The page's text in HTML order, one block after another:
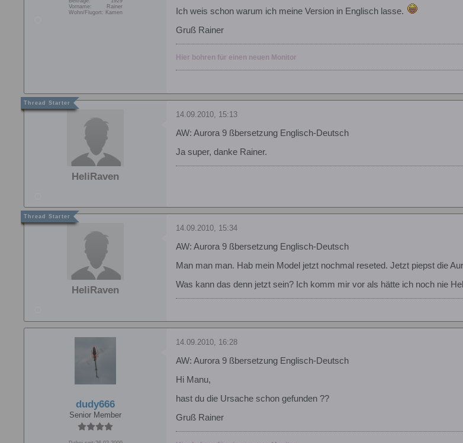
Vorname:
Rainer
Wohn/Flugort: Kamen
Ich weis schon warum ich meine Version in Englisch lasse.
Gruß Rainer
Hier bohren für einen neuen Monitor
HeliRaven
14.09.2010, 15:13
AW: Aurora 9 ßbersetzung Englisch-Deutsch
Ja super, danke Rainer.
HeliRaven
14.09.2010, 15:34
AW: Aurora 9 ßbersetzung Englisch-Deutsch
Man man man. Hab mein Model jetzt nochmal reseted. Jetzt piepst die
Was kann das denn jetzt sein? Ich komm mir vor als hätte ich noch nie
dudy666
Senior Member
14.09.2010, 16:28
AW: Aurora 9 ßbersetzung Englisch-Deutsch
Hi Manu,
hast du die Ursache schon gefunden ??
Gruß Rainer